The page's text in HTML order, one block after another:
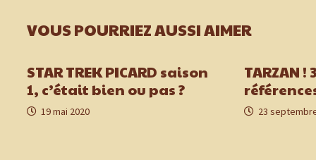
VOUS POURRIEZ AUSSI AIMER
STAR TREK PICARD saison
1, c’était bien ou pas ?
19 mai 2020
TARZAN !
23